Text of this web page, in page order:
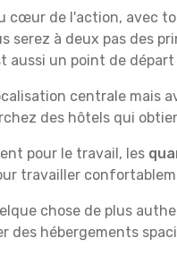
cœur de l'action, avec
serez à deux pas des
aussi un point de
centrale mais
des hôtels qui
pour le travail, les
travailler
chose de plus
des hébergements